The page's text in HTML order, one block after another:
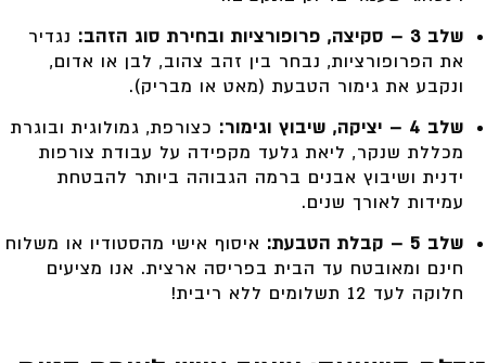
שלב 3 – סקיצה, פרופורציות ובחירת סוג הזהב:
נגדיר
את הפרופורציות, נבחר בין זהב צהוב, לבן או אדום,
ונקבע את גימור הטבעת (מאט או מבריק).
שלב 4 – יציקה, שיבוץ וגימור:
כצורפת, גמולוגית ובוגרת
מכללת שנקר, ליאת גלעד מקפידה על עבודת צורפות
ידנית ושיבוץ אבנים ברמה הגבוהה ביותר להבטחת
עמידות לאורך שנים.
שלב 5 – קבלת הטבעת:
איסוף אישי מהסטודיו או משלוח
חינם ומאובטח עד הבית בפריסה ארצית. אנו מציעים
חלוקה לעד 12 תשלומים ללא ריבית!